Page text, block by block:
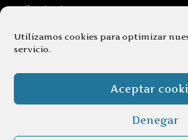
Utilizamos cookies para optimizar
servicio.
Aceptar
Denegar
Contacto
Aviso legal